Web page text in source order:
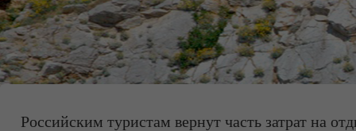
Российским туристам вернут часть затрат на